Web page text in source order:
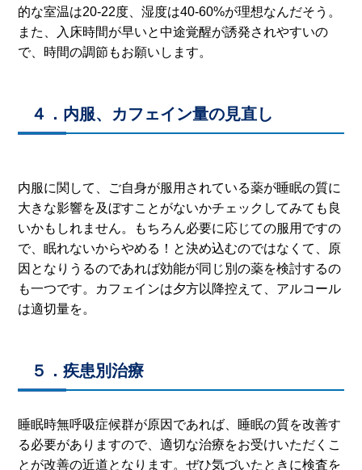
的な室温は20-22度、湿度は40-60%が理想なんだそう。
また、入床時間が早いと中途覚醒が誘発されやすいの
で、時間の調節もお願いします。
４．内服、カフェイン量の見直し
内服に関して、ご自身が服用されている薬が睡眠の質に
大きな影響を及ぼすことがないかチェックしてみても良
いかもしれません。もちろん必要に応じての服用ですの
で、眠れないからやめる！と決め込むのではなくて、原
因となりうるのであれば効能が同じ別の薬を検討するの
も一つです。カフェインは夕方以降控えて、アルコール
は適切量を。
５．疾患別治療
睡眠時無呼吸症候群が原因であれば、睡眠の質を改善す
る必要がありますので、適切な治療をお受けいただくこ
とが改善の近道となります。ぜひ気づいたときに検査を